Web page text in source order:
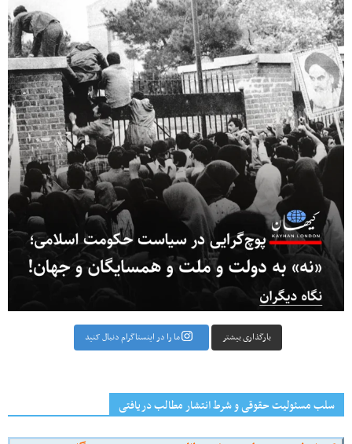
بارگذاری بیشتر ما را در اینستاگرام دنبال کنید
سلب مسئولیت حقوقی و شرط انتشار مطالب دریافتی